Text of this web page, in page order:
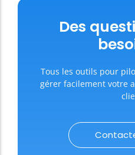
Des
Tous les outils pour
gérer facilement votre